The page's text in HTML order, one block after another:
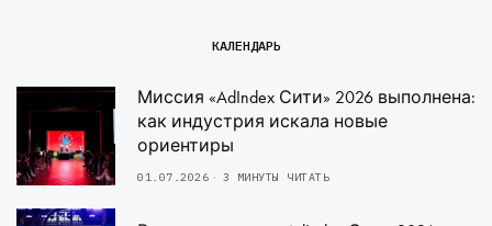
КАЛЕНДАРЬ
Миссия «AdIndex Сити» 2026 выполнена:
как индустрия искала новые
ориентиры
01.07.2026 3 МИНУТЫ ЧИТАТЬ